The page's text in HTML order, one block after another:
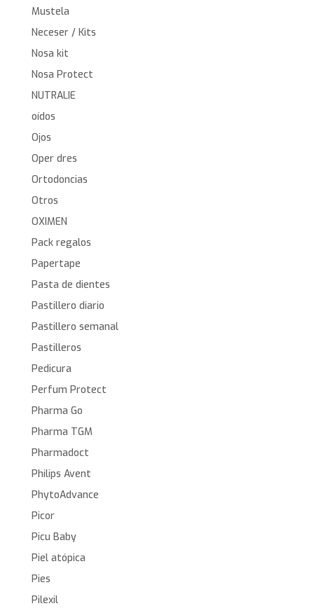
Mustela
Neceser / Kits
Nosa kit
Nosa Protect
NUTRALIE
oídos
Ojos
Oper dres
Ortodoncias
Otros
OXIMEN
Pack regalos
Papertape
Pasta de dientes
Pastillero diario
Pastillero semanal
Pastilleros
Pedicura
Perfum Protect
Pharma Go
Pharma TGM
Pharmadoct
Philips Avent
PhytoAdvance
Picor
Picu Baby
Piel atópica
Pies
Pilexil